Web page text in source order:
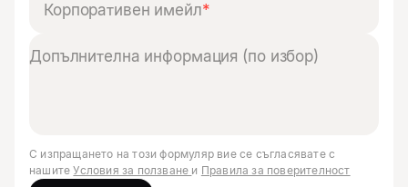
Корпоративен имейл*
С изпращането на този формуляр вие се съгласявате с
нашитеУсловия за ползване и Правила за поверителност